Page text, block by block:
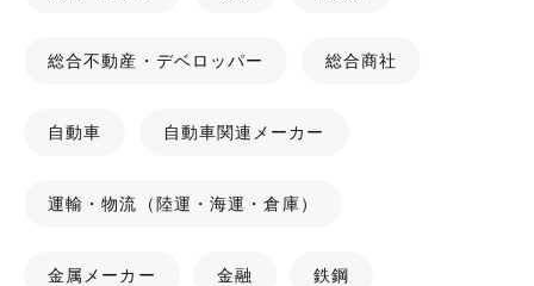
総合不動産・デベロッパー 総合商社
自動車 自動車関連メーカー
運輸・物流（陸運・海運・倉庫）
金属メーカー 金融 鉄鋼